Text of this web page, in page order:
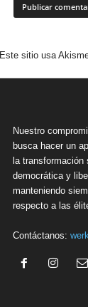
Este sitio usa
Nuestro
busca hacer un
la
democrática y
manteniendo
respecto a las
Contáctanos: